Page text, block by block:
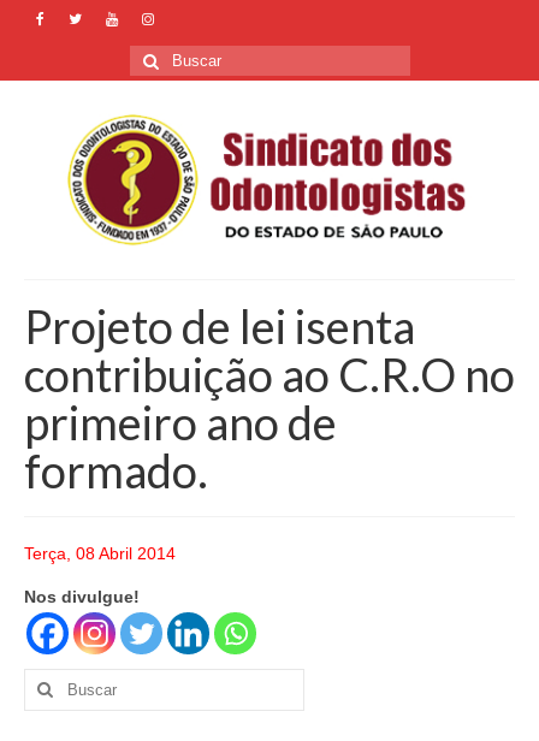
Buscar
por:
Projeto de lei isenta
contribuição ao C.R.O no
primeiro ano de
formado.
Terça, 08 Abril 2014
Nos divulgue!
Buscar
por: